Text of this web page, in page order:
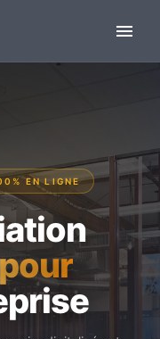
EN LIGNE